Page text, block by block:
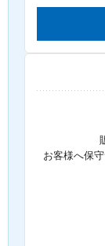
お客様へ保